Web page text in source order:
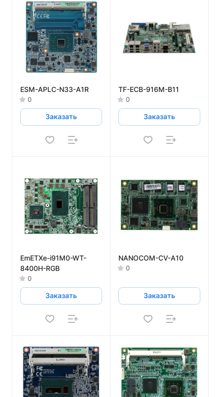
ESM-APLC-N33-A1R
0
Заказать
TF-ECB-916M-B11
0
Заказать
EmETXe-i91M0-WT-
8400H-RGB
0
Заказать
NANOCOM-CV-A10
0
Заказать